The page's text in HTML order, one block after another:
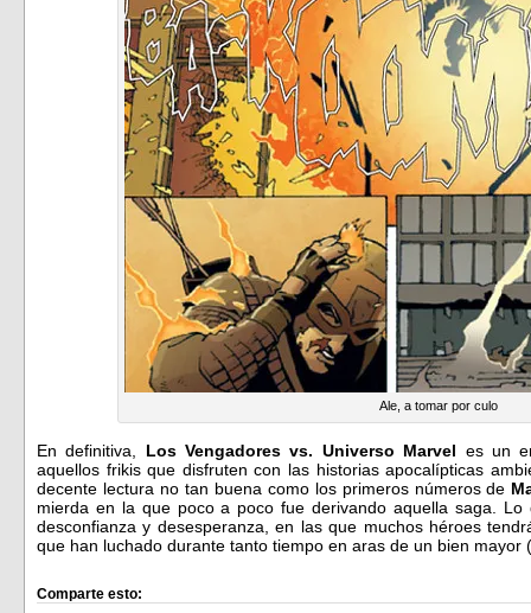
Ale, a tomar por culo
En definitiva, Los Vengadores vs. Universo Marvel es un
aquellos frikis que disfruten con las historias apocalípticas
decente lectura no tan buena como los primeros números de
mierda en la que poco a poco fue derivando aquella saga.
desconfianza y desesperanza, en las que muchos héroes
que han luchado durante tanto tiempo en aras de un bien
Comparte esto: